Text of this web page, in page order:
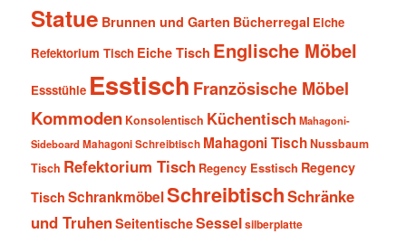
Statue Brunnen und Garten Bücherregal Eiche
Refektorium Tisch Eiche Tisch Englische Möbel
Essstühle Esstisch Französische Möbel
Kommoden Konsolentisch Küchentisch Mahagoni-
SideboardMahagoni Schreibtisch Mahagoni TischNussbaum
Tisch Refektorium Tisch Regency Esstisch Regency
Tisch SchrankmöbelSchreibtischSchränke
und TruhenSeitentischeSesselsilberplatte